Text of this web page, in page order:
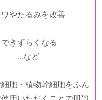
やたるみを改善
きずらくなる
…など
胞・植物幹細胞をふん
用いただくことで肌質